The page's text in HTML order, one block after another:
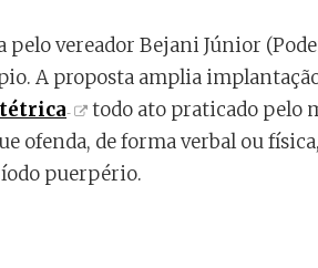
vereador Bejani Júnior
A proposta amplia implantação
todo ato praticado pelo
ofenda, de forma verbal ou
puerpério.